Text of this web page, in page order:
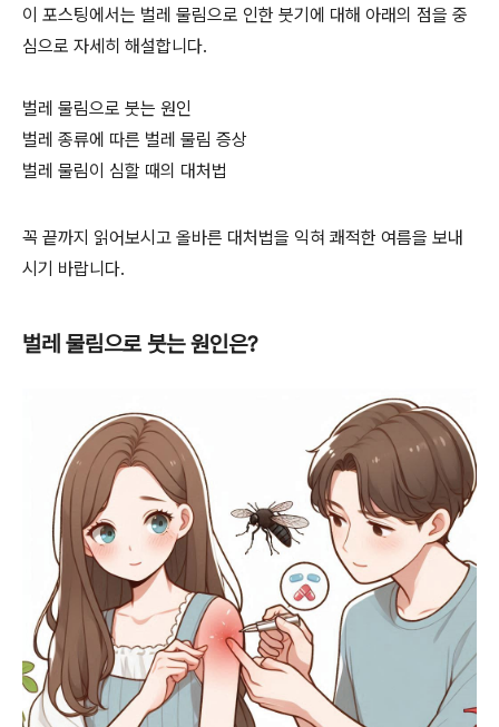
이 포스팅에서는 벌레 물림으로 인한 붓기에 대해 아래의 점을 중
심으로 자세히 해설합니다.
벌레 물림으로 붓는 원인
벌레 종류에 따른 벌레 물림 증상
벌레 물림이 심할 때의 대처법
꼭 끝까지 읽어보시고 올바른 대처법을 익혀 쾌적한 여름을 보내
시기 바랍니다.
벌레 물림으로 붓는 원인은?